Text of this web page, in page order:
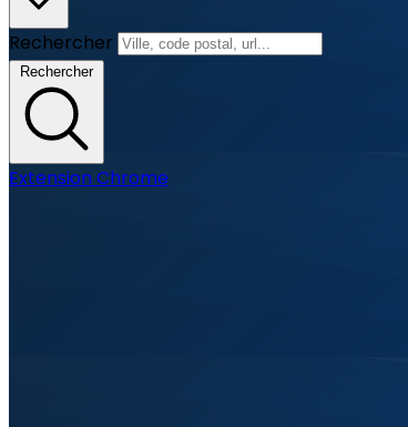
Rechercher
Rechercher
Extension Chrome